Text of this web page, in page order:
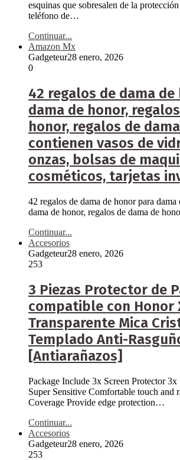
esquinas que sobresalen de la
teléfono de…
Continuar...
Amazon Mx
Gadgeteur28 enero, 2026
0
42 regalos de dama
dama de honor,
honor, regalos de
contienen vasos de
onzas, bolsas de
cosméticos, tarjetas
42 regalos de dama de honor para dama
dama de honor, regalos de dama de
Continuar...
Accesorios
Gadgeteur28 enero, 2026
253
3 Piezas Protector de
compatible con Honor
Transparente Mica
Templado Anti-
[Antiarañazos]
Package Include 3x Screen Protector
Super Sensitive Comfortable touch and
Coverage Provide edge protection…
Continuar...
Accesorios
Gadgeteur28 enero, 2026
253